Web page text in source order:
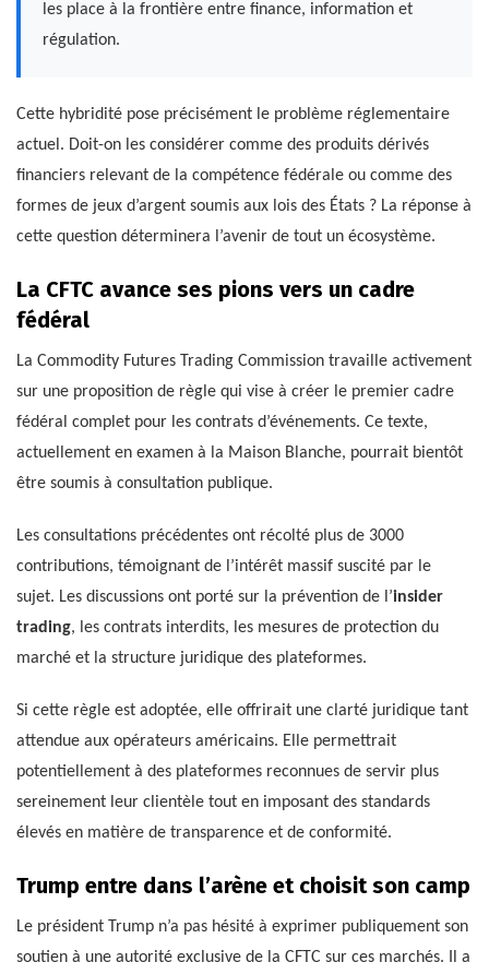
les place à la frontière entre finance, information et
régulation.
Cette hybridité pose précisément le problème réglementaire
actuel. Doit-on les considérer comme des produits dérivés
financiers relevant de la compétence fédérale ou comme des
formes de jeux d’argent soumis aux lois des États ? La réponse à
cette question déterminera l’avenir de tout un écosystème.
La CFTC avance ses pions vers un cadre
fédéral
La Commodity Futures Trading Commission travaille activement
sur une proposition de règle qui vise à créer le premier cadre
fédéral complet pour les contrats d’événements. Ce texte,
actuellement en examen à la Maison Blanche, pourrait bientôt
être soumis à consultation publique.
Les consultations précédentes ont récolté plus de 3000
contributions, témoignant de l’intérêt massif suscité par le
sujet. Les discussions ont porté sur la prévention de l’insider
trading, les contrats interdits, les mesures de protection du
marché et la structure juridique des plateformes.
Si cette règle est adoptée, elle offrirait une clarté juridique tant
attendue aux opérateurs américains. Elle permettrait
potentiellement à des plateformes reconnues de servir plus
sereinement leur clientèle tout en imposant des standards
élevés en matière de transparence et de conformité.
Trump entre dans l’arène et choisit son camp
Le président Trump n’a pas hésité à exprimer publiquement son
soutien à une autorité exclusive de la CFTC sur ces marchés. Il a